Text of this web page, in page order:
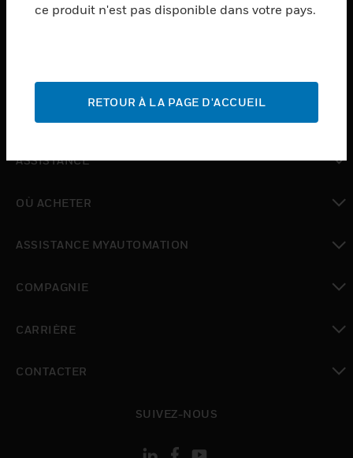
toggle view
INDUSTRIES
ASSISTANCE
OÙ ACHETER
ASSISTANCE MYAUTOMATION
COMPAGNIE
CARRIÈRE
CONTACTER
SUIVEZ-NOUS
ce produit n'est pas disponible dans votre pays.
RETOUR À LA PAGE D'ACCUEIL